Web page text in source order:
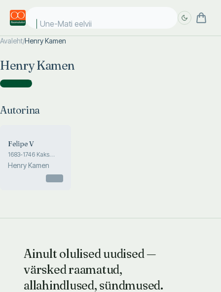
Une-Mati eelvii
Avaleht/Henry Kamen
Henry Kamen
Autorina )
Autorina
Felipe V
1683-1746 Kaks
korda kuningas
Henry Kamen
Ainult olulised uudised —
värsked raamatud,
allahindlused, sündmused.